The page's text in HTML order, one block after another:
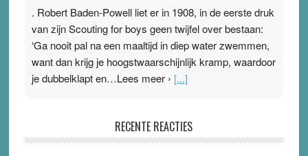
. Robert Baden-Powell liet er in 1908, in de eerste druk
van zijn Scouting for boys geen twijfel over bestaan:
‘Ga nooit pal na een maaltijd in diep water zwemmen,
want dan krijg je hoogstwaarschijnlijk kramp, waardoor
je dubbelklapt en…Lees meer › [...]
Ward van Beek
RECENTE REACTIES